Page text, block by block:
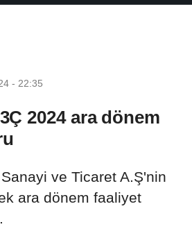
- 22:35
2024 ara dönem
ve Ticaret A.Ş'nin
ara dönem faaliyet